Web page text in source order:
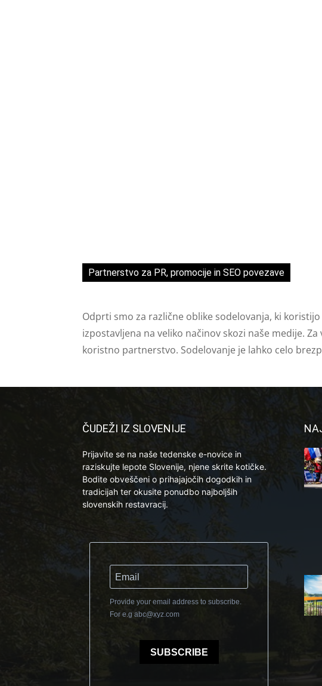
Partnerstvo za PR, promocije in SEO povezave
Odprti smo za različne oblike sodelovanja, ki
izpostavljena na veliko načinov skozi naše medije.
koristno partnerstvo. Sodelovanje je lahko celo
ČUDEŽI IZ SLOVENIJE
Prijavite se na naše tedenske e-novice in
raziskujte lepote Slovenije, njene skrite kotičke.
Bodite obveščeni o prihajajočih dogodkih in
tradicijah ter okusite ponudbo najboljših
slovenskih restavracij.
Provide your email address to subscribe.
For e.g abc@xyz.com
SUBSCRIBE